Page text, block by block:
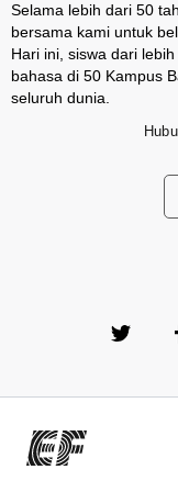
Selama lebih dari 50
bersama kami untuk
Hari ini, siswa dari
bahasa di 50 Kampus
seluruh dunia.